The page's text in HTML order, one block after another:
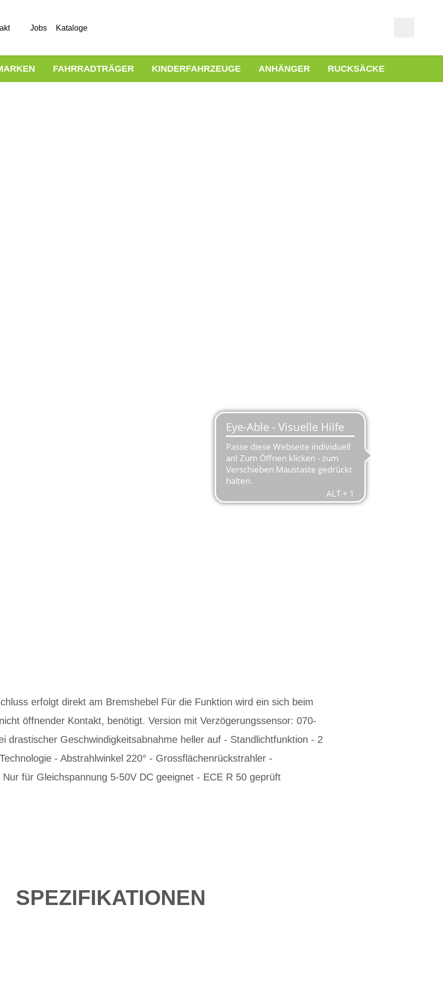
Jobs Kataloge
FAHRRADTRÄGER KINDERFAHRZEUGE ANHÄNGER RUCKSÄCKE
erfolgt direkt am Bremshebel Für die Funktion wird ein sich beim
öffnender Kontakt, benötigt. Version mit Verzögerungssensor: 070-
drastischer Geschwindigkeitsabnahme heller auf - Standlichtfunktion - 2
- Abstrahlwinkel 220° - Grossflächenrückstrahler -
für Gleichspannung 5-50V DC geeignet - ECE R 50 geprüft
SPEZIFIKATIONEN